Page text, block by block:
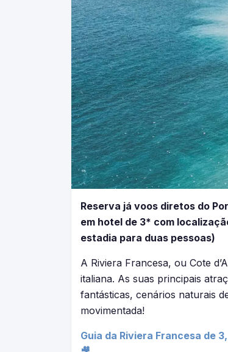
Reserva já voos diretos do
em hotel de 3* com
estadia para duas pessoas)
A Riviera Francesa, ou Cote
italiana. As suas principais
fantásticas, cenários naturais
movimentada!
Guia da Riviera Francesa de